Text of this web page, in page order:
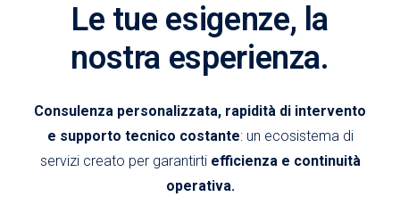
Le tue esigenze, la
nostra esperienza.
Consulenza personalizzata, rapidità di intervento
e supporto tecnico costante: un ecosistema di
servizi creato per garantirti efficienza e continuità
operativa.